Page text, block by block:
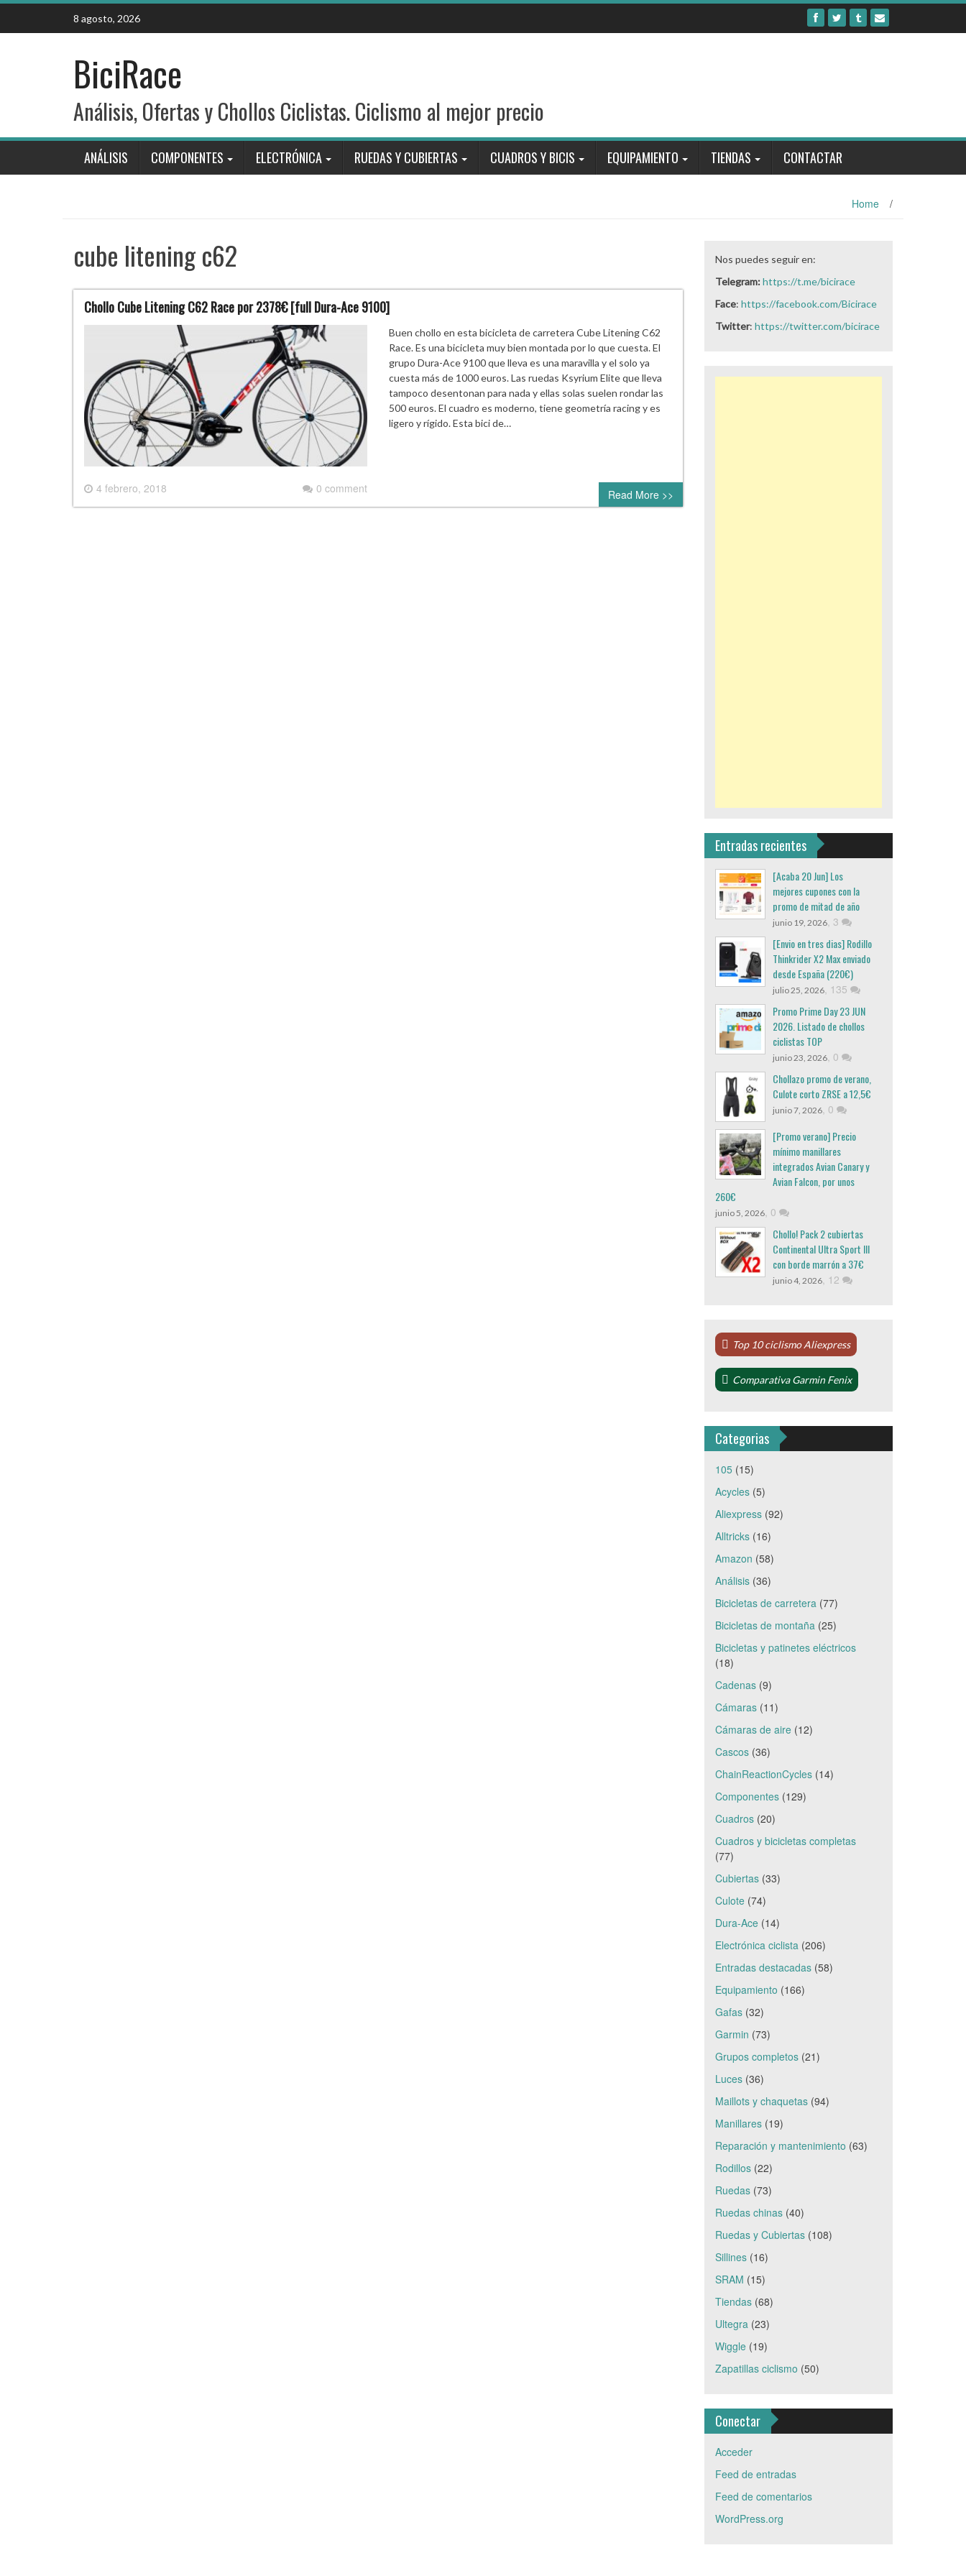
Skip
content
8 agosto, 2026
BiciRace
Análisis, Ofertas y Chollos Ciclistas. Ciclismo al mejor precio
ANÁLISIS COMPONENTES ELECTRÓNICA RUEDAS Y CUBIERTAS CUADROS Y BICIS EQUIPAMIENTO TIENDAS CONTACTAR
Home /
cube litening c62
Chollo Cube Litening C62 Race por 2378€ [full Dura-Ace 9100]
4 febrero, 2018 0 comment
Buen chollo en esta bicicleta de carretera Cube Litening C62
Race. Es una bicicleta muy bien montada por lo que cuesta. El
grupo Dura-Ace 9100 que lleva es una maravilla y el solo ya
cuesta más de 1000 euros. Las ruedas Ksyrium Elite que lleva
tampoco desentonan para nada y ellas solas suelen rondar las
500 euros. El cuadro es moderno, tiene geometría racing y es
ligero y rígido. Esta bici de…
Read More >>
Nos puedes seguir en:
Telegram:https://t.me/bicirace
Face: https://facebook.com/Bicirace
Twitter: https://twitter.com/bicirace
Entradas recientes
[Acaba 20 Jun] Los
mejores cupones con la
promo de mitad de año
junio 19, 2026, 3
[Envio en tres dias] Rodillo
Thinkrider X2 Max enviado
desde España (220€)
julio 25, 2026, 135
Promo Prime Day 23 JUN
2026. Listado de chollos
ciclistas TOP
junio 23, 2026, 0
Chollazo promo de verano,
Culote corto ZRSE a 12,5€
junio 7, 2026, 0
[Promo verano] Precio
mínimo manillares
integrados Avian Canary y
Avian Falcon, por unos
260€
junio 5, 2026, 0
Chollo! Pack 2 cubiertas
Continental Ultra Sport III
con borde marrón a 37€
junio 4, 2026, 12
Top 10 ciclismo Aliexpress
Comparativa Garmin Fenix
Categorias
105(15)
Acycles(5)
Aliexpress(92)
Alltricks(16)
Amazon (58)
Análisis(36)
Bicicletas de carretera(77)
Bicicletas de montaña(25)
Bicicletas y patinetes eléctricos
(18)
Cadenas(9)
Cámaras(11)
Cámaras de aire(12)
Cascos(36)
ChainReactionCycles(14)
Componentes(129)
Cuadros(20)
Cuadros y bicicletas completas
(77)
Cubiertas(33)
Culote(74)
Dura-Ace(14)
Electrónica ciclista(206)
Entradas destacadas(58)
Equipamiento (166)
Gafas(32)
Garmin (73)
Grupos completos(21)
Luces(36)
Maillots y chaquetas(94)
Manillares(19)
Reparación y mantenimiento (63)
Rodillos(22)
Ruedas(73)
Ruedas chinas(40)
Ruedas y Cubiertas(108)
Sillines(16)
SRAM (15)
Tiendas(68)
Ultegra(23)
Wiggle(19)
Zapatillas ciclismo (50)
Conectar
Acceder
Feed de entradas
Feed de comentarios
WordPress.org